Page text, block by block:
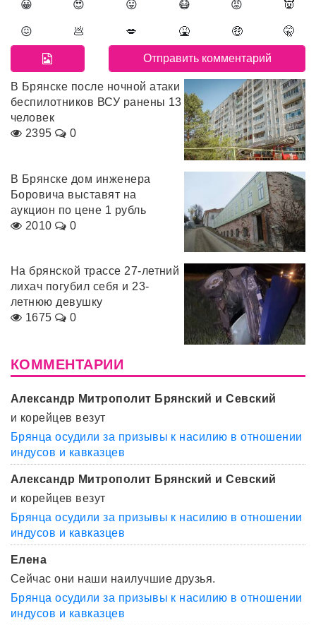
😀 😍 😛 😷 😡 👿
😖 💩 💋 🤮 🤑 🤫
В Брянске после ночной атаки
беспилотников ВСУ ранены 13
человек
2395
0
В Брянске дом инженера
Боровича выставят на
аукцион по цене 1 рубль
2010
0
На брянской трассе 27-летний
лихач погубил себя и 23-
летнюю девушку
1675
0
КОММЕНТАРИИ
Александр Митрополит Брянский и Севский
и корейцев везут
Брянца осудили за призывы к насилию в отношении
индусов и кавказцев
Александр Митрополит Брянский и Севский
и корейцев везут
Брянца осудили за призывы к насилию в отношении
индусов и кавказцев
Елена
Сейчас они наши наилучшие друзья.
Брянца осудили за призывы к насилию в отношении
индусов и кавказцев